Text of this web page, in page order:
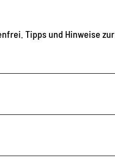
Tipps und Hinweise zur